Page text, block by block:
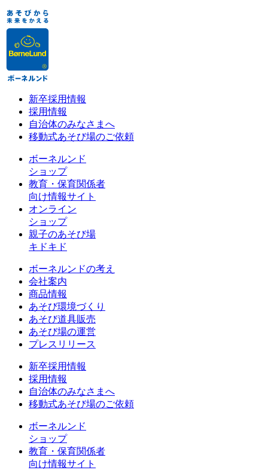
新卒採用情報
採用情報
自治体のみなさまへ
移動式あそび場のご依頼
ボーネルンド
ショップ
教育・保育関係者
向け情報サイト
オンライン
ショップ
親子のあそび場
キドキド
ボーネルンドの考え
会社案内
商品情報
あそび環境づくり
あそび道具販売
あそび場の運営
プレスリリース
新卒採用情報
採用情報
自治体のみなさまへ
移動式あそび場のご依頼
ボーネルンド
ショップ
教育・保育関係者
向け情報サイト